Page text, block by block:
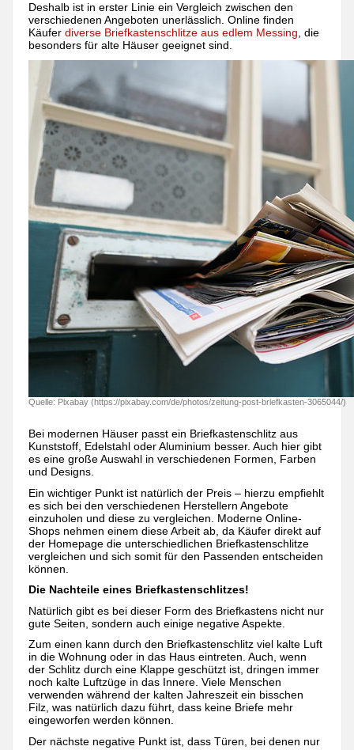
Deshalb ist in erster Linie ein Vergleich zwischen den
verschiedenen Angeboten unerlässlich. Online finden
Käufer diverse Briefkastenschlitze aus edlem Messing , die
besonders für alte Häuser geeignet sind.
Quelle: Pixabay (https://pixabay.com/de/photos/zeitung-post-briefkasten-3065044/)
Bei modernen Häuser passt ein Briefkastenschlitz aus
Kunststoff, Edelstahl oder Aluminium besser. Auch hier gibt
es eine große Auswahl in verschiedenen Formen, Farben
und Designs.
Ein wichtiger Punkt ist natürlich der Preis – hierzu empfiehlt
es sich bei den verschiedenen Herstellern Angebote
einzuholen und diese zu vergleichen. Moderne Online-
Shops nehmen einem diese Arbeit ab, da Käufer direkt auf
der Homepage die unterschiedlichen Briefkastenschlitze
vergleichen und sich somit für den Passenden entscheiden
können.
Die Nachteile eines Briefkastenschlitzes!
Natürlich gibt es bei dieser Form des Briefkastens nicht nur
gute Seiten, sondern auch einige negative Aspekte.
Zum einen kann durch den Briefkastenschlitz viel kalte Luft
in die Wohnung oder in das Haus eintreten. Auch, wenn
der Schlitz durch eine Klappe geschützt ist, dringen immer
noch kalte Luftzüge in das Innere. Viele Menschen
verwenden während der kalten Jahreszeit ein bisschen
Filz, was natürlich dazu führt, dass keine Briefe mehr
eingeworfen werden können.
Der nächste negative Punkt ist, dass Türen, bei denen nur